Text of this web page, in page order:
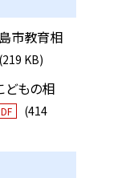
市教育相
(219 KB)
どもの相
(414